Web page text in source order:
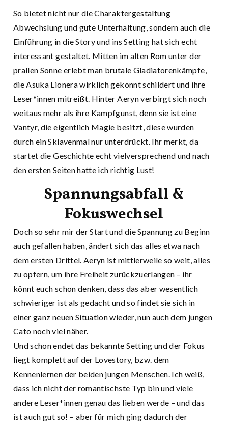
So bietet nicht nur die Charaktergestaltung
Abwechslung und gute Unterhaltung, sondern auch die
Einführung in die Story und ins Setting hat sich echt
interessant gestaltet. Mitten im alten Rom unter der
prallen Sonne erlebt man brutale Gladiatorenkämpfe,
die Asuka Lionera wirklich gekonnt schildert und ihre
Leser*innen mitreißt. Hinter Aeryn verbirgt sich noch
weitaus mehr als ihre Kampfgunst, denn sie ist eine
Vantyr, die eigentlich Magie besitzt, diese wurden
durch ein Sklavenmal nur unterdrückt. Ihr merkt, da
startet die Geschichte echt vielversprechend und nach
den ersten Seiten hatte ich richtig Lust!
Spannungsabfall &
Fokuswechsel
Doch so sehr mir der Start und die Spannung zu Beginn
auch gefallen haben, ändert sich das alles etwa nach
dem ersten Drittel. Aeryn ist mittlerweile so weit, alles
zu opfern, um ihre Freiheit zurückzuerlangen – ihr
könnt euch schon denken, dass das aber wesentlich
schwieriger ist als gedacht und so findet sie sich in
einer ganz neuen Situation wieder, nun auch dem jungen
Cato noch viel näher.
Und schon endet das bekannte Setting und der Fokus
liegt komplett auf der Lovestory, bzw. dem
Kennenlernen der beiden jungen Menschen. Ich weiß,
dass ich nicht der romantischste Typ bin und viele
andere Leser*innen genau das lieben werde – und das
ist auch gut so! – aber für mich ging dadurch der